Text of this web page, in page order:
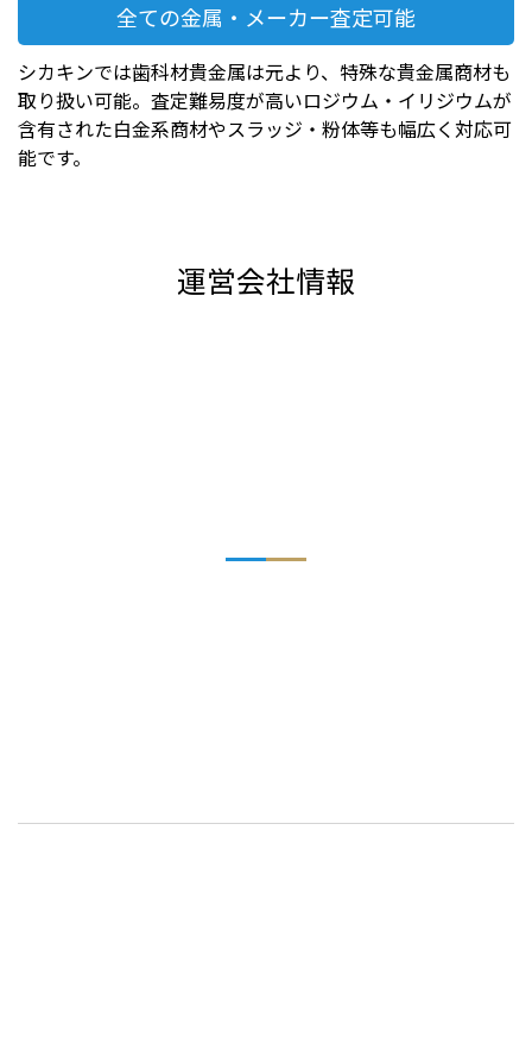
全ての金属・メーカー査定可能
シカキンでは歯科材貴金属は元より、特殊な貴金属商材も
取り扱い可能。査定難易度が高いロジウム・イリジウムが
含有された白金系商材やスラッジ・粉体等も幅広く対応可
能です。
運営会社情報